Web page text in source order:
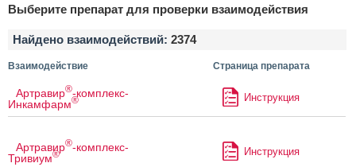
Выберите препарат для проверки взаимодействия
Найдено взаимодействий: 2374
Взаимодействие Страница препарата
Артравир®-комплекс-
Инкамфарм® Инструкция
Артравир®-комплекс-
Тривиум® Инструкция